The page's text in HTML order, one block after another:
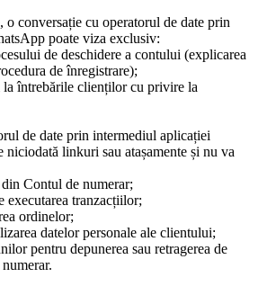
conversație cu operatorul de date prin
poate viza exclusiv:
de deschidere a contului (explicarea
de înregistrare);
la întrebările clienților cu privire la
de date prin intermediul aplicației
linkuri sau atașamente și nu va
Contul de numerar;
executarea tranzacțiilor;
ordinelor;
datelor personale ale clientului;
pentru depunerea sau retragerea de